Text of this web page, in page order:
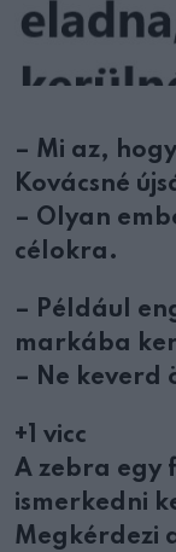
– Mi az,
Kovácsné
– Olyan
célokra.
– Például
markába
– Ne keverd
+1 vicc
A zebra egy
ismerkedni
Megkérdezi